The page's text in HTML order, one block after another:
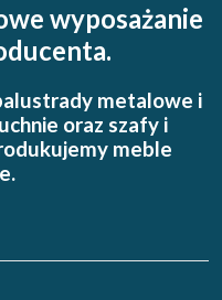
wyposażanie
metalowe i
oraz szafy i
meble